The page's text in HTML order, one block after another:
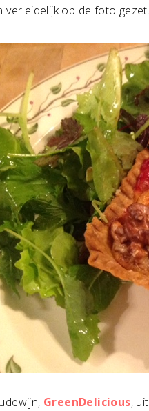
verleidelijk op de foto
GreenDelicious,